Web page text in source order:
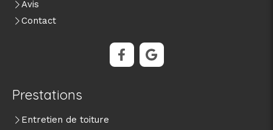
Avis
Contact
Prestations
Entretien de toiture